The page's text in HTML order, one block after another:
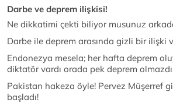
Darbe ve deprem ilişkisi!
Ne dikkatimi çekti biliyor musunuz
Darbe ile deprem arasında gizli bir ilişki
Endonezya mesela; her hafta deprem
diktatör vardı orada pek deprem
Pakistan hakeza öyle! Pervez Müşerref
başladı!